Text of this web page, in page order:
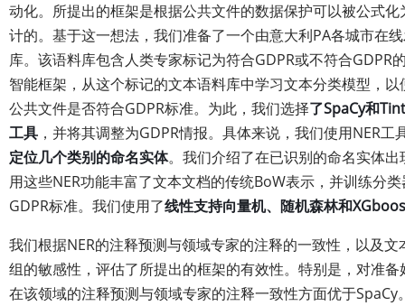
动化。所提出的框架是根据公共文件的数据保护可以被公式
计的。基于这一想法，我们准备了一个由意大利PA各城市在
库。该语料库包含人类专家标记为符合GDPR或不符合GDPR
智能框架，从这个标记的文本语料库中学习文本分类模型，
公共文件是否符合GDPR标准。为此，我们选择了SpaCy和
工具 ，并将其调整为GDPR情报。具体来说，我们使用NER
定位几个类别的命名实体。我们介绍了在已识别的命名实体出
用这些NER功能丰富了文本文档的传统BoW表示，并训练分
GDPR标准。我们使用了线性支持向量机、随机森林和
我们根据NER的注释预测与领域专家的注释的一致性，以及
组的敏感性，评估了所提出的框架的有效性。特别是，对准
在该领域的注释预测与领域专家的注释一致性方面优于